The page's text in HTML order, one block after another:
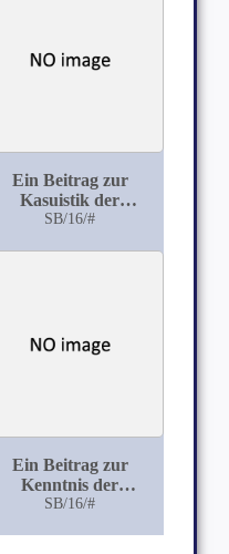
Ein Beitrag zur
Kasuistik der
Petroleumvergiftung
SB/16/#
Ein Beitrag zur
Kenntnis der
Bernhardt'schen
SB/16/#